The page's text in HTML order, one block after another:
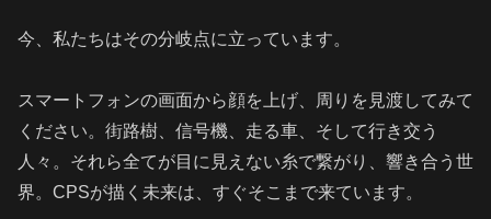
今、私たちはその分岐点に立っています。
スマートフォンの画面から顔を上げ、周りを見渡してみて
ください。街路樹、信号機、走る車、そして行き交う
人々。それら全てが目に見えない糸で繋がり、響き合う世
界。CPSが描く未来は、すぐそこまで来ています。